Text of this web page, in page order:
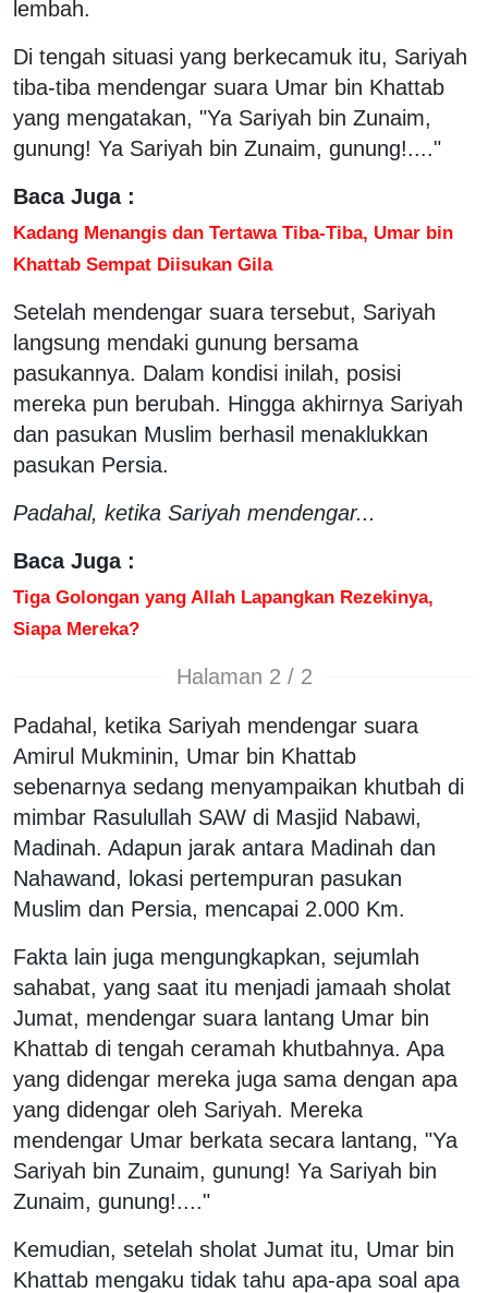
lembah.
Di tengah situasi yang berkecamuk itu, Sariyah
tiba-tiba mendengar suara Umar bin Khattab
yang mengatakan, "Ya Sariyah bin Zunaim,
gunung! Ya Sariyah bin Zunaim, gunung!...."
Baca Juga :
Kadang Menangis dan Tertawa Tiba-Tiba, Umar bin
Khattab Sempat Diisukan Gila
Setelah mendengar suara tersebut, Sariyah
langsung mendaki gunung bersama
pasukannya. Dalam kondisi inilah, posisi
mereka pun berubah. Hingga akhirnya Sariyah
dan pasukan Muslim berhasil menaklukkan
pasukan Persia.
Padahal, ketika Sariyah mendengar...
Baca Juga :
Tiga Golongan yang Allah Lapangkan Rezekinya,
Siapa Mereka?
Halaman 2 / 2
Padahal, ketika Sariyah mendengar suara
Amirul Mukminin, Umar bin Khattab
sebenarnya sedang menyampaikan khutbah di
mimbar Rasulullah SAW di Masjid Nabawi,
Madinah. Adapun jarak antara Madinah dan
Nahawand, lokasi pertempuran pasukan
Muslim dan Persia, mencapai 2.000 Km.
Fakta lain juga mengungkapkan, sejumlah
sahabat, yang saat itu menjadi jamaah sholat
Jumat, mendengar suara lantang Umar bin
Khattab di tengah ceramah khutbahnya. Apa
yang didengar mereka juga sama dengan apa
yang didengar oleh Sariyah. Mereka
mendengar Umar berkata secara lantang, "Ya
Sariyah bin Zunaim, gunung! Ya Sariyah bin
Zunaim, gunung!...."
Kemudian, setelah sholat Jumat itu, Umar bin
Khattab mengaku tidak tahu apa-apa soal apa